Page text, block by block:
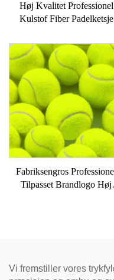
Høj Kvalitet Professionel
Kulstof Fiber Padelketsje
Strandtennis Kets med
Nylonnet EVA Håndtag
Fabriksengros
Tilpasset Brandlogo Høj
Vi fremstiller vores